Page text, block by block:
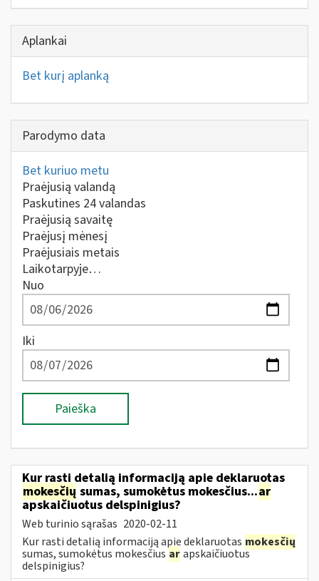
Aplankai
Bet kurį aplanką
Parodymo data
Bet kuriuo metu
Praėjusią valandą
Paskutines 24 valandas
Praėjusią savaitę
Praėjusį mėnesį
Praėjusiais metais
Laikotarpyje…
Nuo
Iki
Paieška
Kur rasti detalią informaciją apie deklaruotas
mokesčių sumas, sumokėtus mokesčius...ar
apskaičiuotus delspinigius?
Web turinio sąrašas 2020-02-11
Kur rasti detalią informaciją apie deklaruotas mokesčių
sumas, sumokėtus mokesčius arapskaičiuotus
delspinigius?